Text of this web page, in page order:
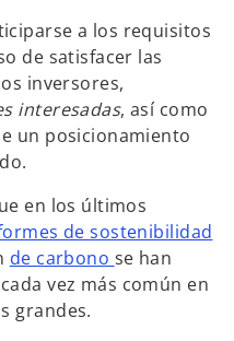
a los requisitos
de satisfacer las
inversores,
interesadas, así como
un posicionamiento
en los últimos
de sostenibilidad
de carbono se han
vez más común en
grandes.